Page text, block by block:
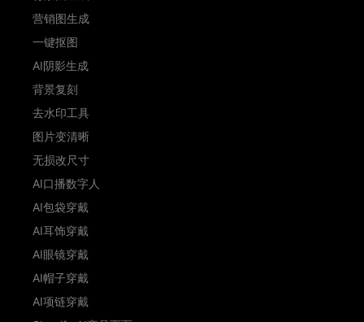
营销图生成
一键抠图
AI阴影生成
背景复刻
去水印工具
图片变清晰
无损改尺寸
AI口播数字人
AI包袋穿戴
AI耳饰穿戴
AI眼镜穿戴
AI帽子穿戴
AI项链穿戴